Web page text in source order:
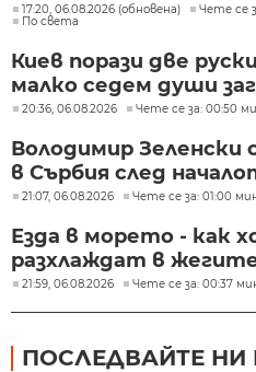
17:20, 06.08.2026 (обновена)
Чете се
По света
Киев порази две
малко седем души
20:36, 06.08.2026 Чете се за: 00:50
Володимир Зеленски
в Сърбия след
21:07, 06.08.2026 Чете се за: 01:00
Езда в морето - как
разхлаждат в
21:59, 06.08.2026 Чете се за: 00:37
ПОСЛЕДВАЙТЕ НИ